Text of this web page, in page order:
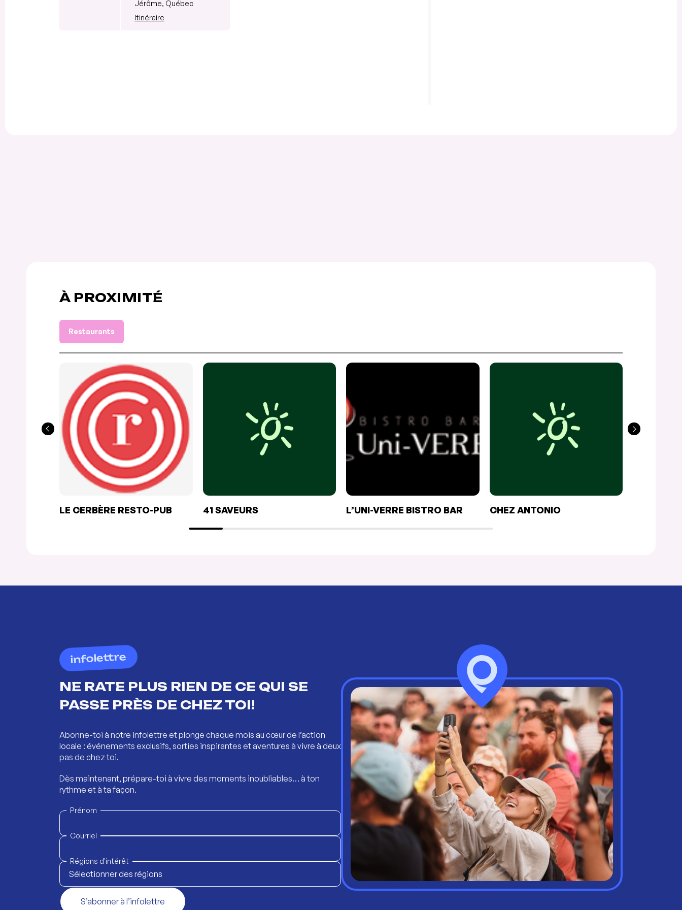
Jérôme, Québec
Itinéraire
À PROXIMITÉ
Restaurants
LE CERBÈRE RESTO-PUB 41 SAVEURS L’UNI-VERRE BISTRO BAR CHEZ ANTONIO
infolettre
NE RATE PLUS RIEN DE CE QUI SE
PASSE PRÈS DE CHEZ TOI!
Abonne-toi à notre infolettre et plonge chaque mois au cœur de l’action
locale : événements exclusifs, sorties inspirantes et aventures à vivre à deux
pas de chez toi.
Dès maintenant, prépare-toi à vivre des moments inoubliables… à ton
rythme et à ta façon.
Prénom
Courriel
Régions d'intérêt
Sélectionner des régions
S’abonner à l’infolettre